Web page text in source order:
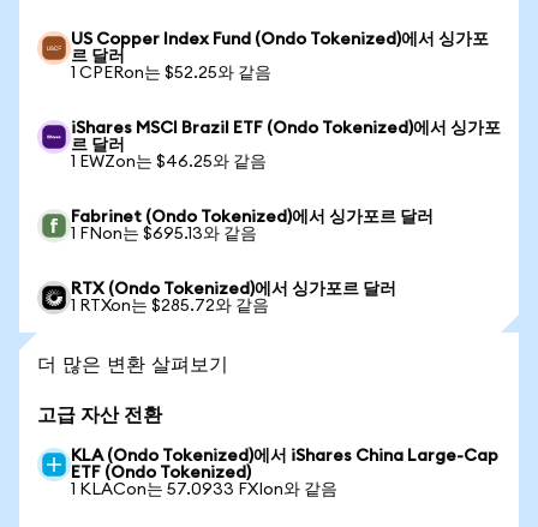
US Copper Index Fund (Ondo Tokenized)에서 싱가포
르 달러
1 CPERon는 $52.25와 같음
iShares MSCI Brazil ETF (Ondo Tokenized)에서 싱가포
르 달러
1 EWZon는 $46.25와 같음
Fabrinet (Ondo Tokenized)에서 싱가포르 달러
1 FNon는 $695.13와 같음
RTX (Ondo Tokenized)에서 싱가포르 달러
1 RTXon는 $285.72와 같음
더 많은 변환 살펴보기
고급 자산 전환
KLA (Ondo Tokenized)에서 iShares China Large-Cap
ETF (Ondo Tokenized)
1 KLACon는 57.0933 FXIon와 같음